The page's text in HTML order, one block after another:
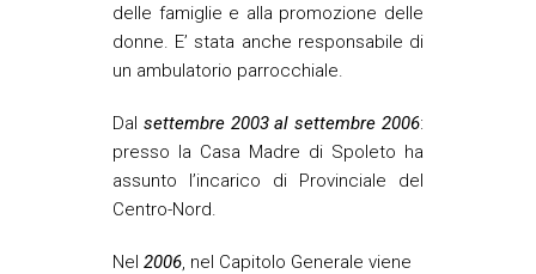
delle famiglie e alla promozione delle
donne. E’ stata anche responsabile di
un ambulatorio parrocchiale.
Dal settembre 2003 al settembre 2006:
presso la Casa Madre di Spoleto ha
assunto l’incarico di Provinciale del
Centro-Nord.
Nel 2006, nel Capitolo Generale viene